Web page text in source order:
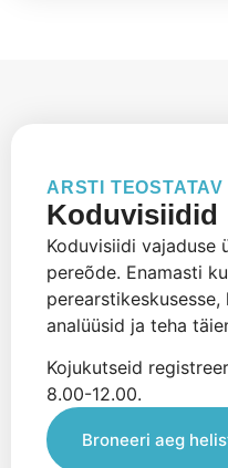
ARSTI
Koduvisiidid
Koduvisiidi vajaduse
pereõde. Enamasti
analüüsid ja teha
Kojukutseid
8.00-12.00.
Broneeri aeg